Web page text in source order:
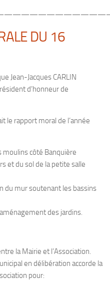
DU 16
Jean-Jacques CARLIN
d’honneur de
le rapport moral de l’année
moulins côté Banquière
et du sol de la petite salle
du mur soutenant les bassins
des jardins.
la Mairie et l’Association.
en délibération accorde la
pour: